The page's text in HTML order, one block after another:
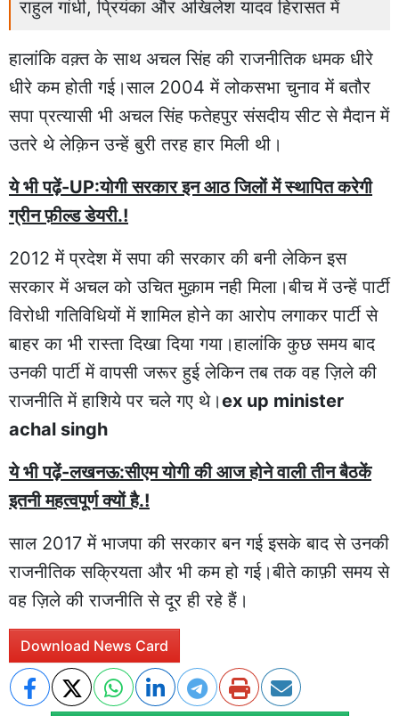
राहुल गांधी, प्रियंका और अखिलेश यादव हिरासत में
हालांकि वक़्त के साथ अचल सिंह की राजनीतिक धमक धीरे
धीरे कम होती गई।साल 2004 में लोकसभा चुनाव में बतौर
सपा प्रत्यासी भी अचल सिंह फतेहपुर संसदीय सीट से मैदान में
उतरे थे लेक़िन उन्हें बुरी तरह हार मिली थी।
ये भी पढ़ें-UP:योगी सरकार इन आठ जिलों में स्थापित करेगी
ग्रीन फ़ील्ड डेयरी.!
2012 में प्रदेश में सपा की सरकार की बनी लेकिन इस
सरकार में अचल को उचित मुक़ाम नही मिला।बीच में उन्हें पार्टी
विरोधी गतिविधियों में शामिल होने का आरोप लगाकर पार्टी से
बाहर का भी रास्ता दिखा दिया गया।हालांकि कुछ समय बाद
उनकी पार्टी में वापसी जरूर हुई लेकिन तब तक वह ज़िले की
राजनीति में हाशिये पर चले गए थे।ex up minister
achal singh
ये भी पढ़ें-लखनऊ:सीएम योगी की आज होने वाली तीन बैठकें
इतनी महत्वपूर्ण क्यों है.!
साल 2017 में भाजपा की सरकार बन गई इसके बाद से उनकी
राजनीतिक सक्रियता और भी कम हो गई।बीते काफ़ी समय से
वह ज़िले की राजनीति से दूर ही रहे हैं।
Download News Card